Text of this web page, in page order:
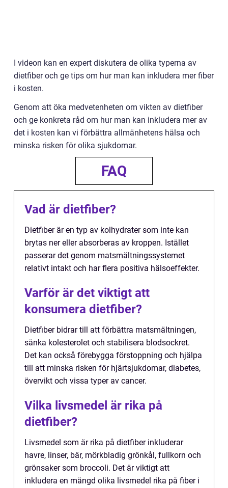
I videon kan en expert diskutera de olika typerna av
dietfiber och ge tips om hur man kan inkludera mer fiber
i kosten.
Genom att öka medvetenheten om vikten av dietfiber
och ge konkreta råd om hur man kan inkludera mer av
det i kosten kan vi förbättra allmänhetens hälsa och
minska risken för olika sjukdomar.
FAQ
Vad är dietfiber?
Dietfiber är en typ av kolhydrater som inte kan
brytas ner eller absorberas av kroppen. Istället
passerar det genom matsmältningssystemet
relativt intakt och har flera positiva hälsoeffekter.
Varför är det viktigt att
konsumera dietfiber?
Dietfiber bidrar till att förbättra matsmältningen,
sänka kolesterolet och stabilisera blodsockret.
Det kan också förebygga förstoppning och hjälpa
till att minska risken för hjärtsjukdomar, diabetes,
övervikt och vissa typer av cancer.
Vilka livsmedel är rika på
dietfiber?
Livsmedel som är rika på dietfiber inkluderar
havre, linser, bär, mörkbladig grönkål, fullkorn och
grönsaker som broccoli. Det är viktigt att
inkludera en mängd olika livsmedel rika på fiber i